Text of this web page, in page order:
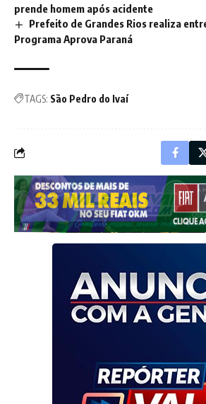
prende homem após acidente
Prefeito de Grandes Rios realiza
Programa Aprova Paraná
TAGS: São Pedro do Ivaí